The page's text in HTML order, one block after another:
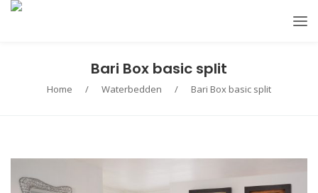
Bari Box basic split
Home / Waterbedden / Bari Box basic split